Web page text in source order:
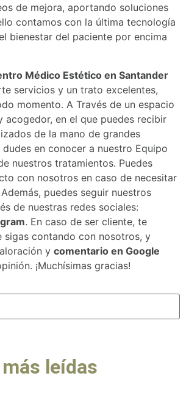
de mejora, aportando soluciones
contamos con la última tecnología
bienestar del paciente por encima
Médico Estético en Santander
servicios y un trato excelentes,
momento. A Través de un espacio
acogedor, en el que puedes recibir
de la mano de grandes
en conocer a nuestro Equipo
nuestros tratamientos. Puedes
con nosotros en caso de necesitar
puedes seguir nuestros
de nuestras redes sociales:
. En caso de ser cliente, te
sigas contando con nosotros, y
y comentario en Google
¡Muchísimas gracias!
leídas